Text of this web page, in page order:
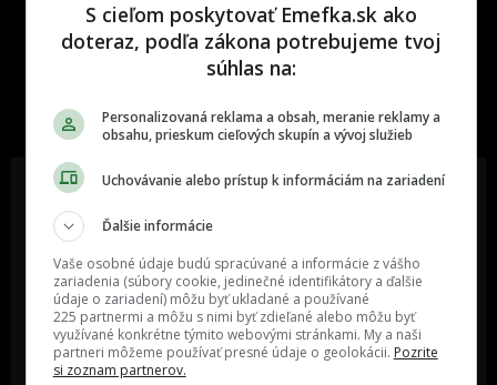
One time najzábavnejšie miesto na
najzabávnejšie miesto na svete
Oslov reklamou viac ako milión
ľudí v rôznych vekových
kategóriách a na rôznych
sociálnych sieťach a nakopni svoj
biznis alebo produkt.
MÁM ZÁUJEM O
SPOLUPRÁCU
poznáš niekoho, o kom by sme
mali určite napísať?
POŠLI NÁM TIP NA ČLÁNOK
S cieľom poskytovať Emefka.sk ako
doteraz, podľa zákona potrebujeme tvoj
súhlas na:
Personalizovaná reklama a obsah, meranie reklamy a
obsahu, prieskum cieľových skupín a vývoj služieb
Uchovávanie alebo prístup k informáciám na zariadení
Ďalšie informácie
Vaše osobné údaje budú spracúvané a informácie z vášho
zariadenia (súbory cookie, jedinečné identifikátory a ďalšie
údaje o zariadení) môžu byť ukladané a používané
225 partnermi a môžu s nimi byť zdieľané alebo môžu byť
využívané konkrétne týmito webovými stránkami. My a naši
partneri môžeme používať presné údaje o geolokácii. Pozrite
si zoznam partnerov.